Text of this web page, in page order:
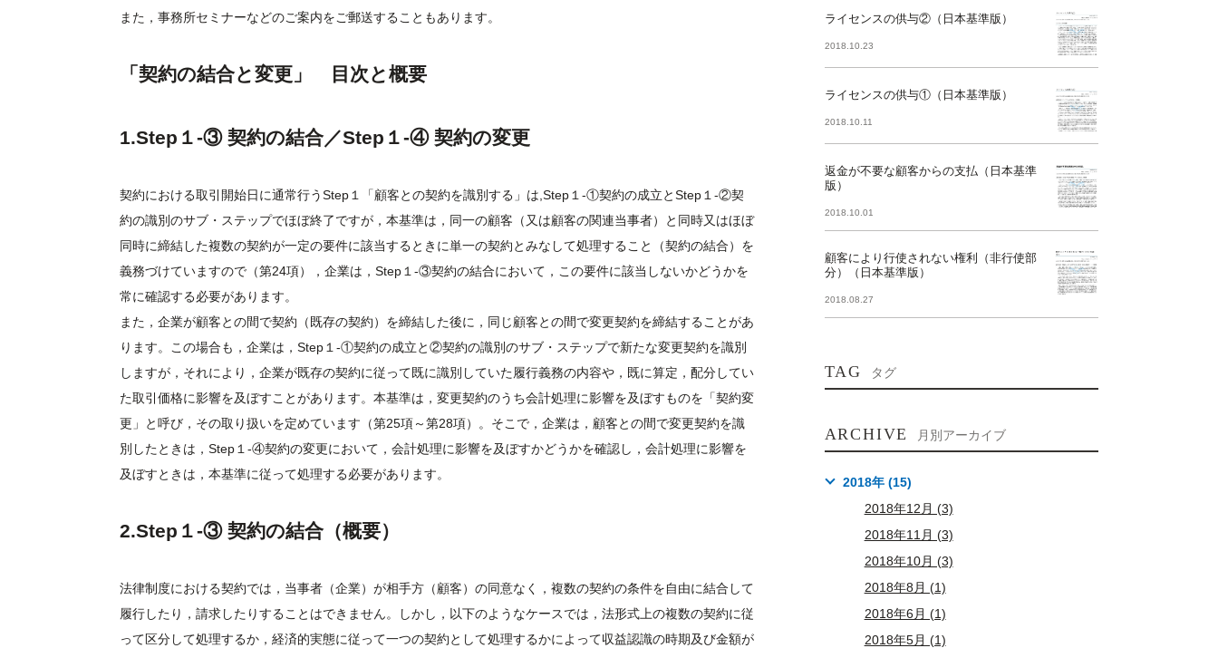
また，事務所セミナーなどのご案内をご郵送することもあります。
「契約の結合と変更」 目次と概要
1.Step１-③ 契約の結合／Step１-④ 契約の変更
契約における取引開始日に通常行うStep１「顧客との契約を識別する」は,Step１-①契約の成立とStep１-②契
約の識別のサブ・ステップでほぼ終了ですが，本基準は，同一の顧客（又は顧客の関連当事者）と同時又はほぼ
同時に締結した複数の契約が一定の要件に該当するときに単一の契約とみなして処理すること（契約の結合）を
義務づけていますので（第24項），企業は，Step１-③契約の結合において，この要件に該当しないかどうかを
常に確認する必要があります。
また，企業が顧客との間で契約（既存の契約）を締結した後に，同じ顧客との間で変更契約を締結することがあ
ります。この場合も，企業は，Step１-①契約の成立と②契約の識別のサブ・ステップで新たな変更契約を識別
しますが，それにより，企業が既存の契約に従って既に識別していた履行義務の内容や，既に算定，配分してい
た取引価格に影響を及ぼすことがあります。本基準は，変更契約のうち会計処理に影響を及ぼすものを「契約変
更」と呼び，その取り扱いを定めています（第25項～第28項）。そこで，企業は，顧客との間で変更契約を識
別したときは，Step１-④契約の変更において，会計処理に影響を及ぼすかどうかを確認し，会計処理に影響を
及ぼすときは，本基準に従って処理する必要があります。
2.Step１-③ 契約の結合（概要）
法律制度における契約では，当事者（企業）が相手方（顧客）の同意なく，複数の契約の条件を自由に結合して
履行したり，請求したりすることはできません。しかし，以下のようなケースでは，法形式上の複数の契約に従
って区分して処理するか，経済的実態に従って一つの契約として処理するかによって収益認識の時期及び金額が
ライセンスの供与②（日本基準版）
2018.10.23
ライセンスの供与①（日本基準版）
2018.10.11
返金が不要な顧客からの支払（日本基準
版）
2018.10.01
顧客により行使されない権利（非行使部
分）（日本基準版）
2018.08.27
TAG タグ
ARCHIVE 月別アーカイブ
2018年 (15)
2018年12月 (3)
2018年11月 (3)
2018年10月 (3)
2018年8月 (1)
2018年6月 (1)
2018年5月 (1)